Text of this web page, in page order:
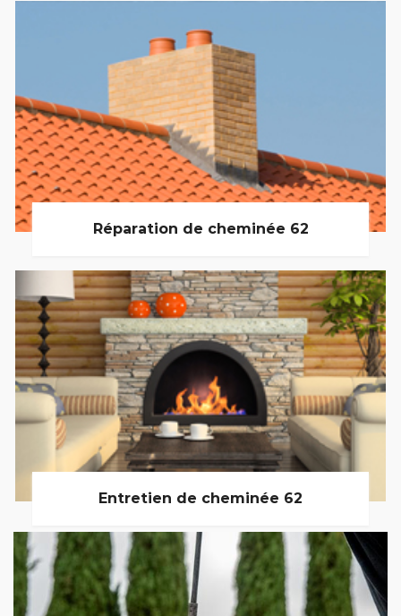
Réparation de cheminée 62
Entretien de cheminée 62